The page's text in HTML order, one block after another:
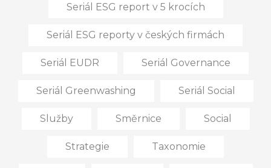
Seriál ESG report v 5 krocích
Seriál ESG reporty v českých firmách
Seriál EUDR Seriál Governance
Seriál Greenwashing Seriál Social
Služby Směrnice Social
Strategie Taxonomie